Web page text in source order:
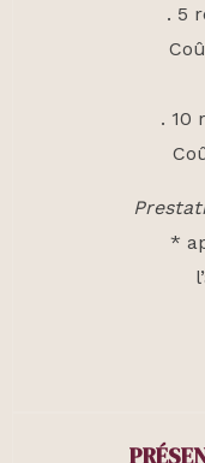
. 5
. 10
*